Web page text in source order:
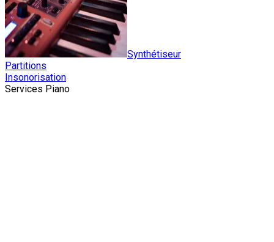
Synthétiseur
Partitions
Insonorisation
Services Piano